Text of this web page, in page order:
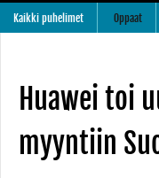
Kaikki puhelimet Oppaat
Huawei toi
myyntiin